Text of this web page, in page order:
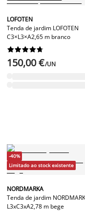
LOFOTEN
Tenda de jardim LOFOTEN
C3×L3×A2,65 m branco






150,00 €/UN
-40%
Limitado ao stock existente
NORDMARKA
Tenda de jardim
L3xC3xA2,78 m bege